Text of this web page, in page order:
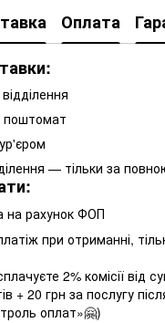
Оплата
— тільки за
на рахунок ФОП
при отриманні,
2% комісії від
+ 20 грн за послугу
оплат»🤗)